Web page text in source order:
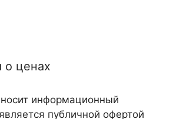
ценах
информационный
публичной офертой